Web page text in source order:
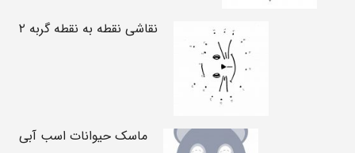
نقاشی نقطه به نقطه گربه ۲
ماسک حیوانات اسب آبی